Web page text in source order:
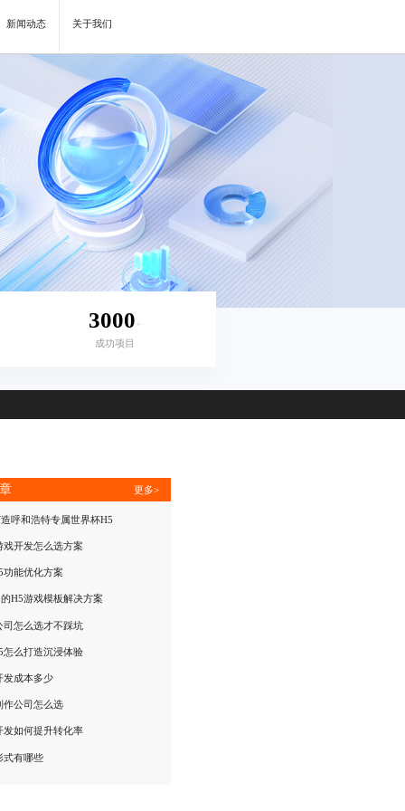
新闻动态 关于我们
3000+
成功项目
更多>
呼和浩特专属世界杯H5
戏开发怎么选方案
功能优化方案
H5游戏模板解决方案
司怎么选才不踩坑
怎么打造沉浸体验
发成本多少
作公司怎么选
发如何提升转化率
式有哪些